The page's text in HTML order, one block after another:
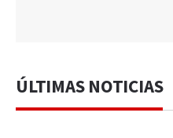
ÚLTIMAS NOTICIAS